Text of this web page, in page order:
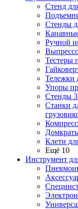
Стенд
Стенды
Ручной
Тестеры
Тележки
Упоры
Стенды
Станки
Клети
Ещё 10
Инструмент